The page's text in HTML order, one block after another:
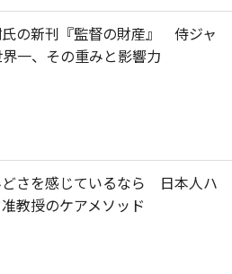
の新刊『監督の財産』 侍ジャ
一、その重みと影響力
さを感じているなら 日本人ハ
教授のケアメソッド